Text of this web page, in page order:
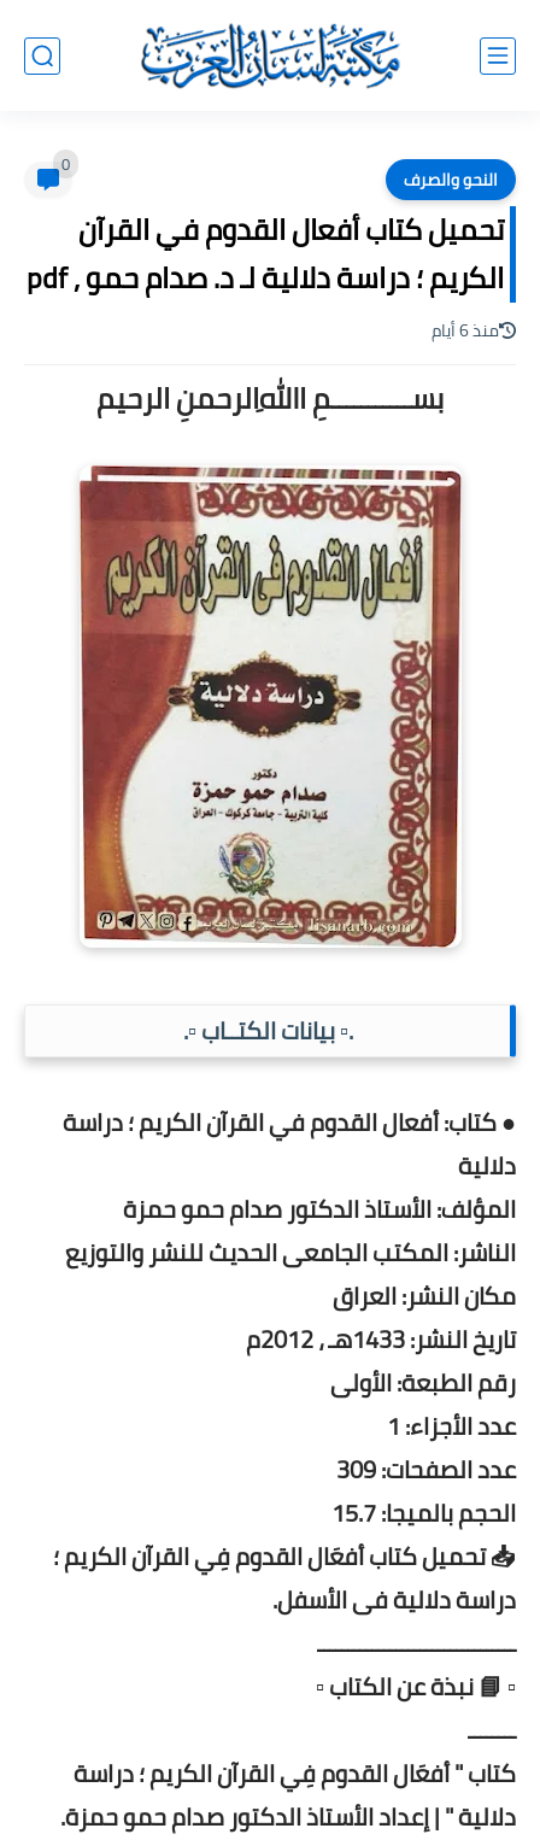
النحو والصرف 0
تحميل كتاب أفعال القدوم في القرآن
الکريم ؛ دراسة دلالية لـ د. صدام حمو , pdf
منذ 6 أيام
بســـــــــــمِ اﷲِالرحمنِ الرحيم
.▫️ بيانات الكتــاب ▫️.
● كتاب: أفعال القدوم في القرآن الکريم ؛ دراسة
دلالية
المؤلف: الأستاذ الدكتور صدام حمو حمزة
الناشر: المكتب الجامعى الحديث للنشر والتوزيع
مكان النشر: العراق
تاريخ النشر: 1433هـ ، 2012م
رقم الطبعة: الأولى
عدد الأجزاء: 1
عدد الصفحات: 309
الحجم بالميجا: 15.7
📥 تحميل كتاب أفعَال القدوم فِي القرآن الکريم ؛
دراسة دلالية فى الأسفل.
ـــــــــــــــــــــــــــــــــ
▫️ 📘 نبذة عن الكتاب ▫️
ــــــــ
كتاب " أفعَال القدوم فِي القرآن الکريم ؛ دراسة
دلالية " | إعداد الأستاذ الدكتور صدام حمو حمزة.